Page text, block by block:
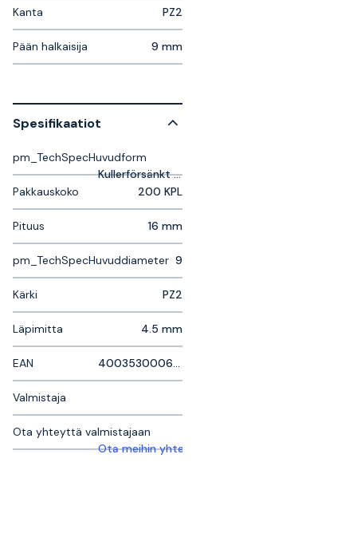
Kanta PZ2
Pään halkaisija 9 mm
Spesifikaatiot
pm_TechSpecHuvudform
Kullerförsänkt huvud
Pakkauskoko
200 KPL
Pituus 16 mm
pm_TechSpecHuvuddiameter 9
Kärki PZ2
Läpimitta 4.5 mm
EAN 4003530006289
Valmistaja
Ota yhteyttä valmistajaan
Ota meihin yhteyttä saadaksesi lisätietoja